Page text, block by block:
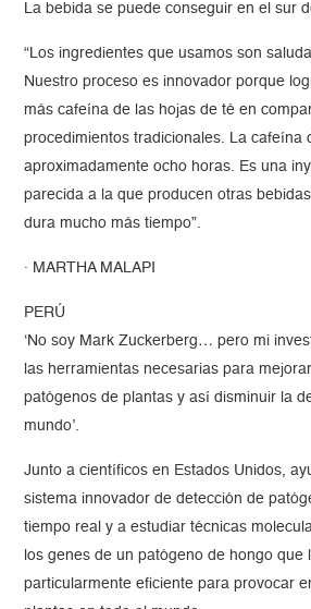
La bebida se puede conseguir en el sur
“Los ingredientes que usamos son
Nuestro proceso es innovador porque
más cafeína de las hojas de té en
procedimientos tradicionales. La cafeína
aproximadamente ocho horas. Es una
parecida a la que producen otras
dura mucho más tiempo”.
· MARTHA MALAPI
PERÚ
‘No soy Mark Zuckerberg… pero mi
las herramientas necesarias para
patógenos de plantas y así disminuir la
mundo’.
Junto a científicos en Estados Unidos,
sistema innovador de detección de
tiempo real y a estudiar técnicas
los genes de un patógeno de hongo que
particularmente eficiente para provocar